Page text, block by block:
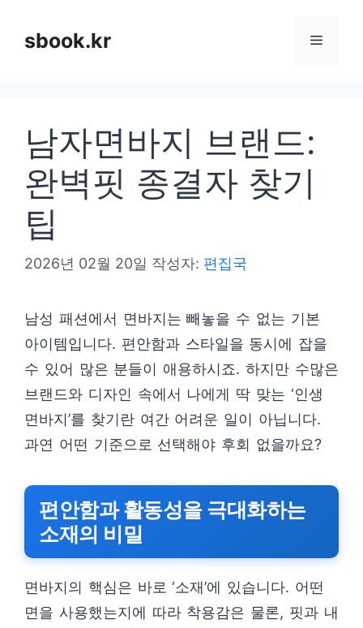
sbook.kr 메
남자면바지 브랜드:
완벽핏 종결자 찾기
팁
2026년 02월 20일 작성자: 편집국
남성 패션에서 면바지는 빼놓을 수 없는 기본
아이템입니다. 편안함과 스타일을 동시에 잡을
수 있어 많은 분들이 애용하시죠. 하지만 수많은
브랜드와 디자인 속에서 나에게 딱 맞는 ‘인생
면바지’를 찾기란 여간 어려운 일이 아닙니다.
과연 어떤 기준으로 선택해야 후회 없을까요?
편안함과 활동성을 극대화하는
소재의 비밀
면바지의 핵심은 바로 ‘소재’에 있습니다. 어떤
면을 사용했는지에 따라 착용감은 물론, 핏과 내